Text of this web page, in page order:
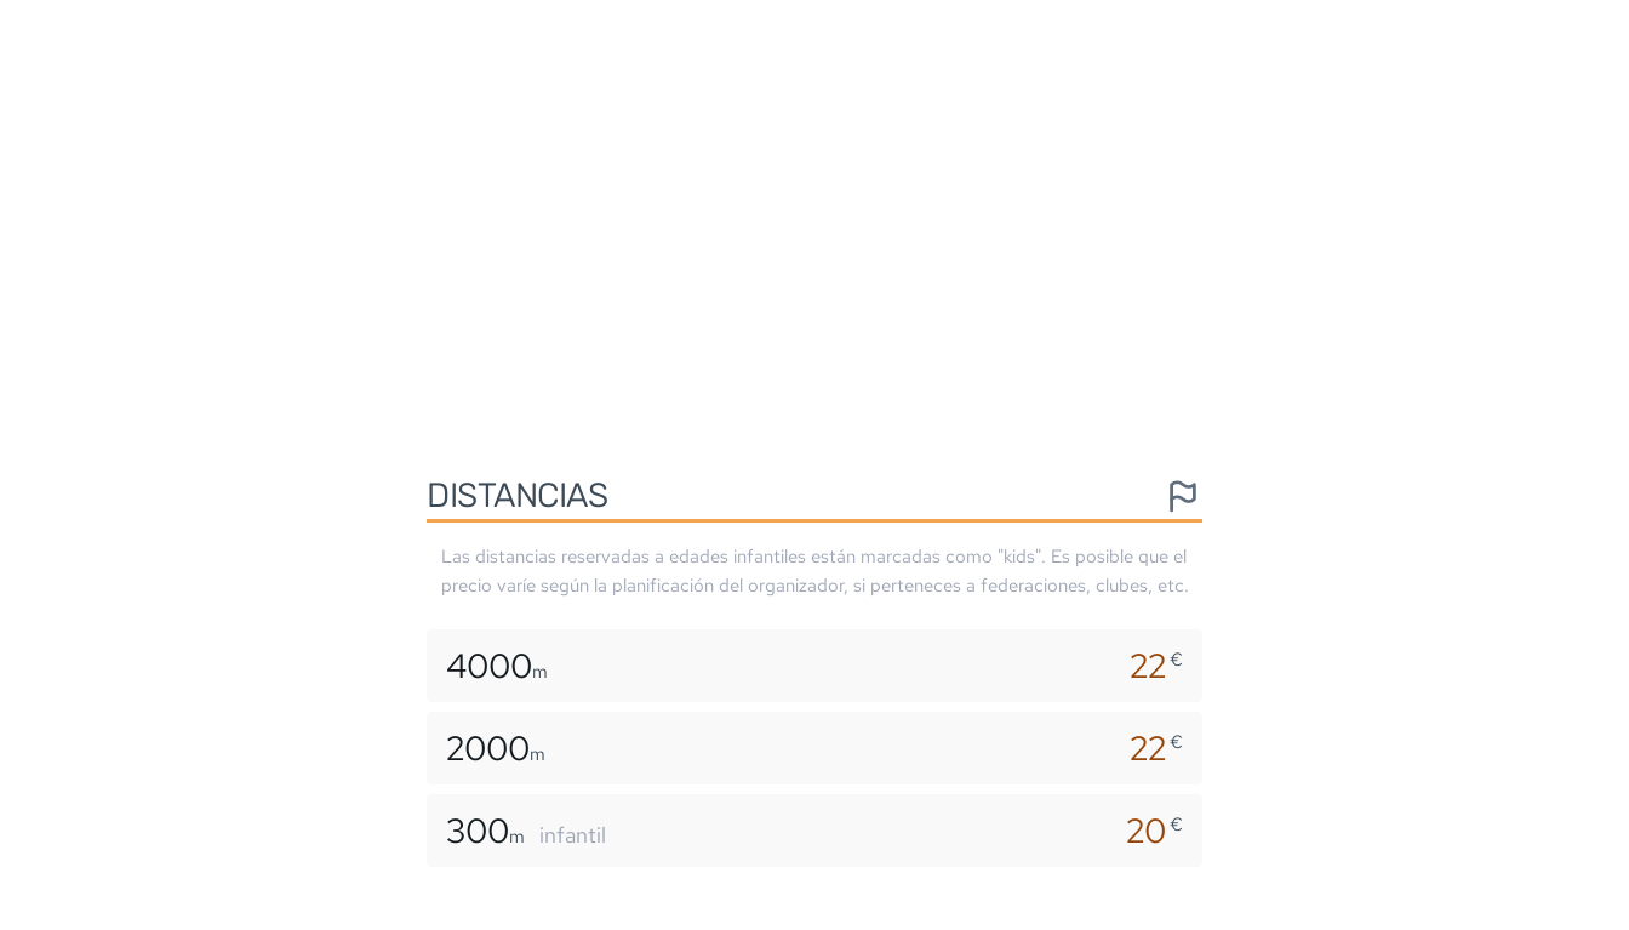
DISTANCIAS
Las distancias reservadas a edades infantiles están marcadas como "kids". Es posible que el
precio varíe según la planificación del organizador, si perteneces a federaciones, clubes, etc.
4000m 22€
2000m 22€
300m infantil 20€